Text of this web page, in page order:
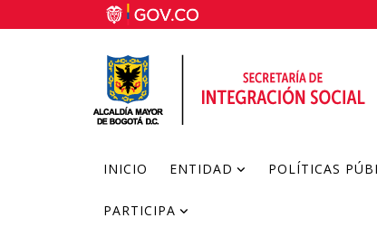
INICIO ENTIDAD POLÍTICAS
PARTICIPA